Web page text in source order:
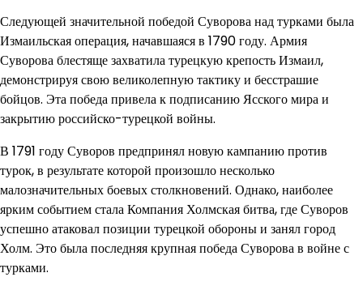
Следующей значительной победой Суворова над турками была
Измаильская операция, начавшаяся в 1790 году. Армия
Суворова блестяще захватила турецкую крепость Измаил,
демонстрируя свою великолепную тактику и бесстрашие
бойцов. Эта победа привела к подписанию Ясского мира и
закрытию российско-турецкой войны.
В 1791 году Суворов предпринял новую кампанию против
турок, в результате которой произошло несколько
малозначительных боевых столкновений. Однако, наиболее
ярким событием стала Компания Холмская битва, где Суворов
успешно атаковал позиции турецкой обороны и занял город
Холм. Это была последняя крупная победа Суворова в войне с
турками.